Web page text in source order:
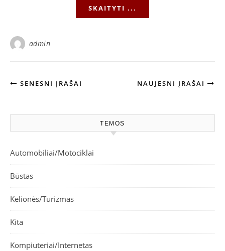
SKAITYTI ...
admin
SENESNI ĮRAŠAI NAUJESNI ĮRAŠAI
TEMOS
Automobiliai/Motociklai
Būstas
Kelionės/Turizmas
Kita
Kompiuteriai/Internetas